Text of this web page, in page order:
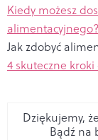
Kiedy możesz
alimentacyjnego?
Jak zdobyć
4 skuteczne
Dziękujemy,
Bądź na